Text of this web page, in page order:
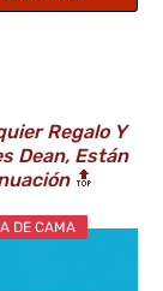
Regalo Y
Dean, Están
🔝
DE CAMA